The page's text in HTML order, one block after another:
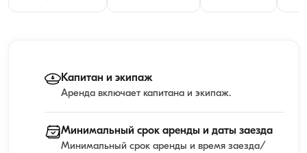
Капитан и экипаж
Аренда включает капитана и экипаж.
Минимальный срок аренды и даты заезда
Минимальный срок аренды и время заезда/